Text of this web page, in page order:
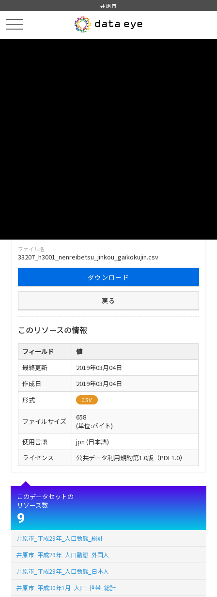
井原市
ファイル名
33207_h3001_nenreibetsu_jinkou_gaikokujin.csv
ダウンロード
戻る
このリソースの情報
フィールド
値
最終更新
2019年03月04日
作成日
2019年03月04日
形式
CSV
ファイルサイズ
658
(単位:バイト)
使用言語
jpn (日本語)
ライセンス
公共データ利用規約第1.0版（PDL1.0）
このデータセットの
リソース数
9
井原市_平成29年_人口動態_総計
井原市_平成29年_人口動態_外国人
井原市_平成29年_人口動態_日本人
井原市_平成30年1月_人口_世帯_総計